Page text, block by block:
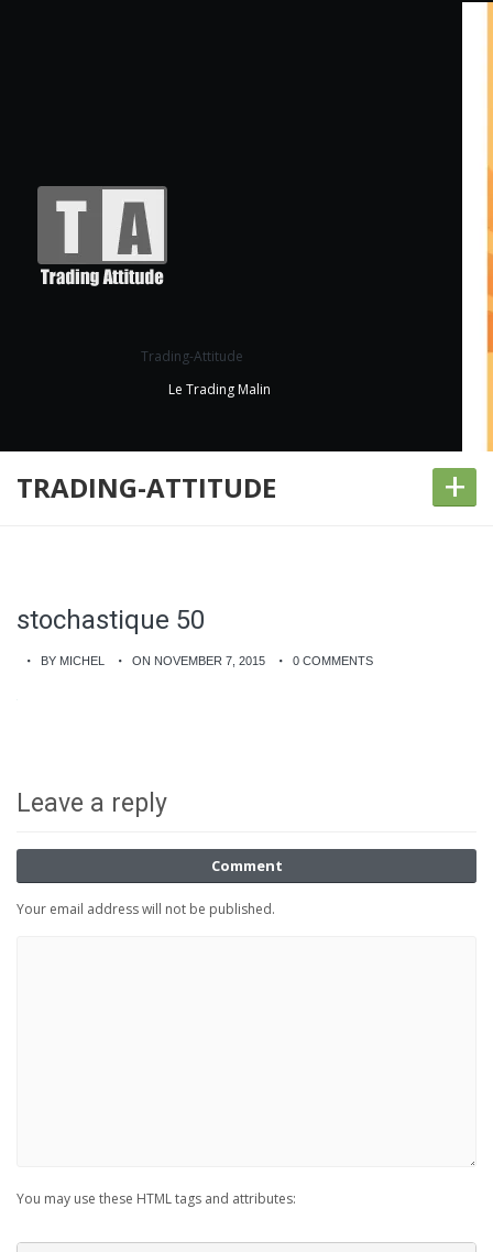
Trading-Attitude
Le Trading Malin
TRADING-ATTITUDE +
stochastique 50
BY MICHEL ON NOVEMBER 7, 2015 0 COMMENTS
Leave a reply
Comment
Your email address will not be published.
You may use these HTML tags and attributes: